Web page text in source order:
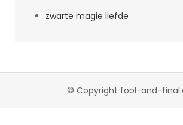
zwarte magie liefde
© Copyright fool-and-